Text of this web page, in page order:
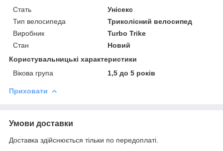
Стать
Унісекс
Тип велосипеда
Триколісний велосипед
Виробник
Turbo Trike
Стан
Новий
Користувальницькі характеристики
Вікова група
1,5 до 5 років
Приховати
Умови доставки
Доставка здійснюється тільки по передоплаті.